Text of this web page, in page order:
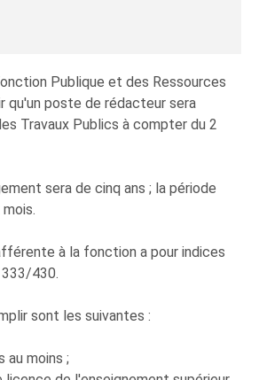
Publique et des Ressources
qu'un poste de rédacteur sera
Travaux Publics à compter du 2
sera de cinq ans ; la période
à la fonction a pour indices
430.
sont les suivantes :
au moins ;